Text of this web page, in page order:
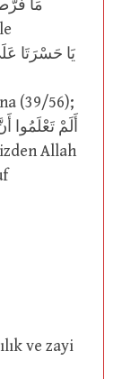
(39/56);
أَلَمْ